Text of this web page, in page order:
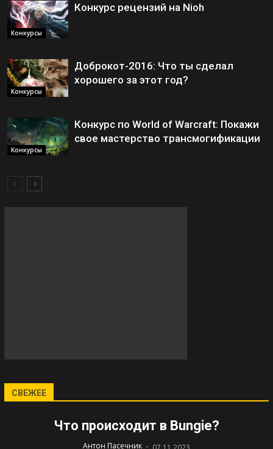
Конкурсы
Конкурс рецензий на Nioh
Конкурсы
Доброкот-2016: Что ты сделал
хорошего за этот год?
Конкурсы
Конкурс по World of Warcraft: Покажи
свое мастерство трансмогификации
СВЕЖЕЕ
Что происходит в Bungie?
Антон Пасечник -